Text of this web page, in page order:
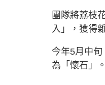
團隊將荔枝
入」，獲得
今年5月中
為「懷石」